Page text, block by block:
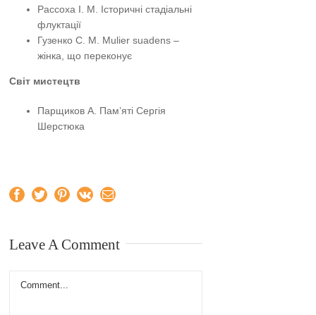
Рассоха І. М. Історичні стадіальні
флуктації
Гузенко С. М. Mulier suadens –
жінка, що переконує
Світ мистецтв
Парщиков А. Пам’яті Сергія
Шерстюка
Facebook
TwitterPinterest
Vk Email
Leave A Comment